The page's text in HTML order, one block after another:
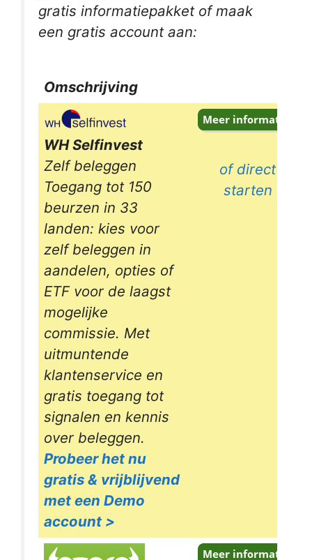
gratis informatiepakket of maak
een gratis account aan:
Omschrijving
Omschrijving
WH Selfinvest
Zelf beleggen
Toegang tot 150
beurzen in 33
landen: kies voor
zelf beleggen in
aandelen, opties of
ETF voor de laagst
mogelijke
commissie. Met
uitmuntende
klantenservice en
gratis toegang tot
signalen en kennis
over beleggen.
Probeer het nu
gratis & vrijblijvend
met een Demo
account >
of direct
starten